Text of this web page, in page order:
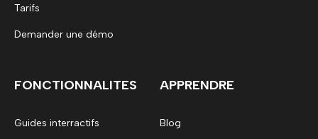
Tarifs
Demander une démo
FONCTIONNALITES
Guides interractifs
APPRENDRE
Blog